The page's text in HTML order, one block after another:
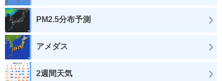
PM2.5分布予測
アメダス
2週間天気